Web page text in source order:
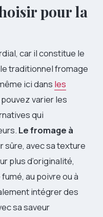
pour la
car il constitue le
traditionnel fromage
ici dans les
varier les
qui
Le fromage à
sûre, avec sa texture
plus d’originalité,
au poivre ou à
intégrer des
sa saveur